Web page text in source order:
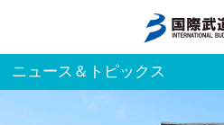
アクセス
ニュース＆トピックス